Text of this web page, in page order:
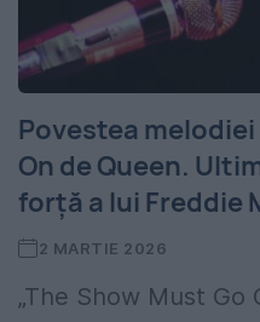
Povestea
On de Queen.
forță a lui Freddie
2 MARTIE 2026
„The Show Must Go